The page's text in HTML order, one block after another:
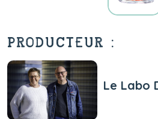
PRODUCTEUR :
Le Labo